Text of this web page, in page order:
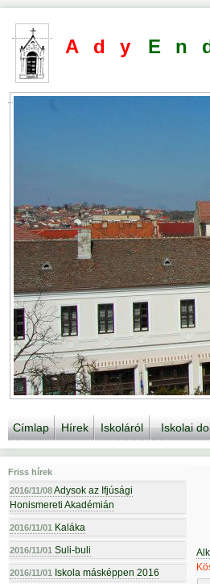
Ady
Címlap Hírek Iskoláról Iskolai
Friss hírek
2016/11/08Adysok az Ifjúsági
Honismereti Akadémián
2016/11/01 Kaláka
2016/11/01 Suli-buli
2016/11/01 Iskola másképpen 2016